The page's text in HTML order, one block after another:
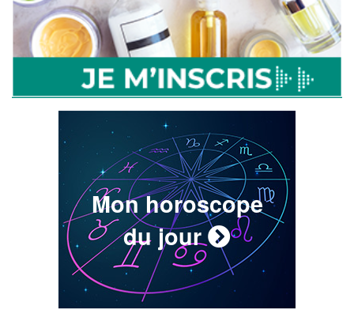
Mon horoscope
du jour